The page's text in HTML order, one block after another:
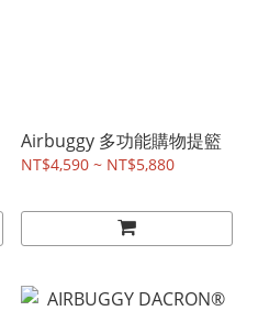
Airbuggy 多功能購物提籃
NT$4,590 ~ NT$5,880